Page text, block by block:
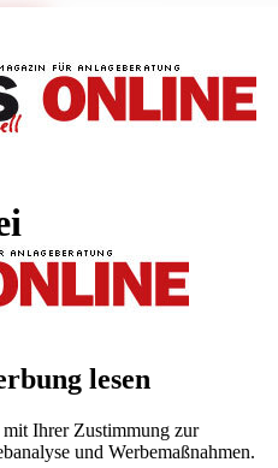
lesen
Ihrer Zustimmung zur
und Werbemaßnahmen.